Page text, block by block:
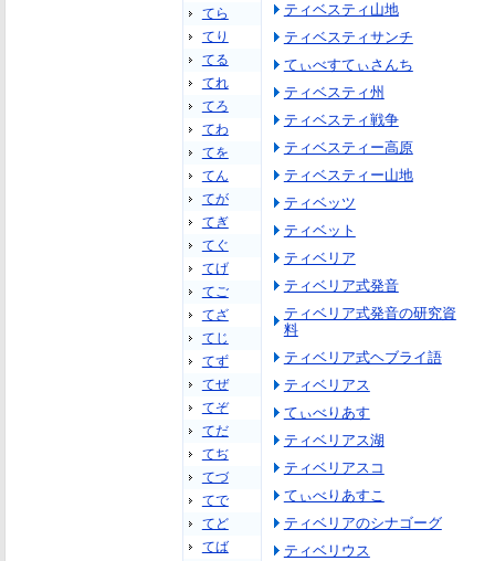
てら
てり
てる
てれ
てろ
てわ
てを
てん
てが
てぎ
てぐ
てげ
てご
てざ
てじ
てず
てぜ
てぞ
てだ
てぢ
てづ
てで
てど
てば
ティベスティ山地
ティベスティサンチ
てぃべすてぃさんち
ティベスティ州
ティベスティ戦争
ティベスティー高原
ティベスティー山地
ティベッツ
ティベット
ティベリア
ティベリア式発音
ティベリア式発音の研究資
料
ティベリア式ヘブライ語
ティベリアス
てぃべりあす
ティベリアス湖
ティベリアスコ
てぃべりあすこ
ティベリアのシナゴーグ
ティベリウス